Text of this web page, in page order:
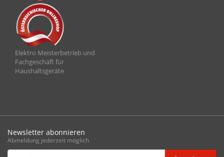
Elektro Meisterbetrieb und
Fachgeschäft für
Haushaltsgeräte
Newsletter abonnieren
Abmeldung jederzeit möglich
Email-